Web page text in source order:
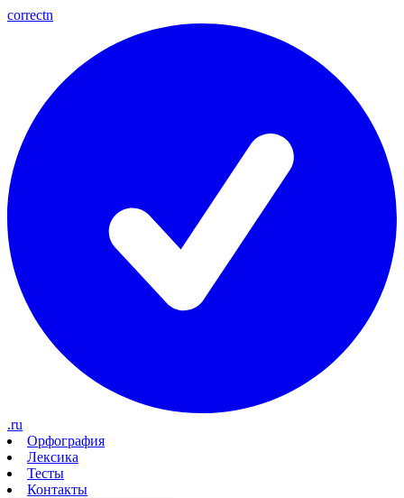
correctn
.ru
Орфография
Лексика
Тесты
Контакты